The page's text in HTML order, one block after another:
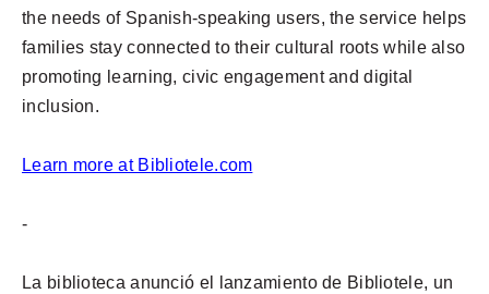
the needs of Spanish-speaking users, the service helps
families stay connected to their cultural roots while also
promoting learning, civic engagement and digital
inclusion.
Learn more at Bibliotele.com
-
La biblioteca anunció el lanzamiento de Bibliotele, un